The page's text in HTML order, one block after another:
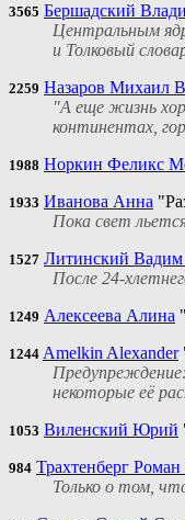
3565 Бершадский
Центральным
и Толковый
2259 Назаров Михаил
"А еще жизнь
континентах,
1988 Норкин Феликс
1933 Иванова Анна
Пока свет
1527 Литинский
После 24-
1249 Алексеева Алина
1244 Amelkin Alexander
некоторые её
1053 Виленский Юрий
984 Трахтенберг
Только о том,